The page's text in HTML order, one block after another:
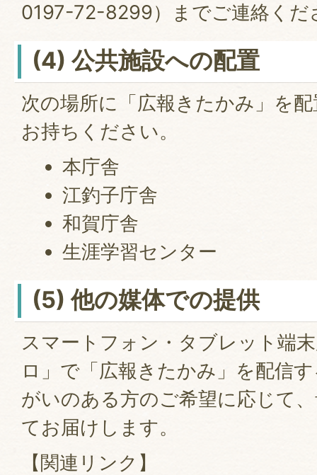
0197-72-8299）までご連絡くだ
(4) 公共施設への配置
次の場所に「広報きたかみ」を
お持ちください。
本庁舎
江釣子庁舎
和賀庁舎
生涯学習センター
(5) 他の媒体での提供
スマートフォン・タブレット端
ロ」で「広報きたかみ」を配信
がいのある方のご希望に応じて
てお届けします。
【関連リンク】